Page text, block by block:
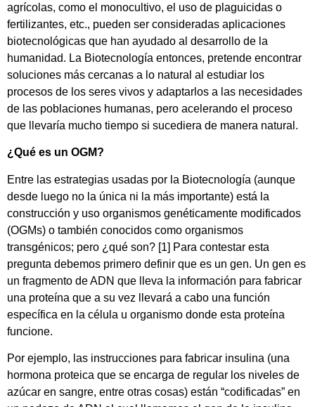
agrícolas, como el monocultivo, el uso de plaguicidas o
fertilizantes, etc., pueden ser consideradas aplicaciones
biotecnológicas que han ayudado al desarrollo de la
humanidad. La Biotecnología entonces, pretende encontrar
soluciones más cercanas a lo natural al estudiar los
procesos de los seres vivos y adaptarlos a las necesidades
de las poblaciones humanas, pero acelerando el proceso
que llevaría mucho tiempo si sucediera de manera natural.
¿Qué es un OGM?
Entre las estrategias usadas por la Biotecnología (aunque
desde luego no la única ni la más importante) está la
construcción y uso organismos genéticamente modificados
(OGMs) o también conocidos como organismos
transgénicos; pero ¿qué son? [1] Para contestar esta
pregunta debemos primero definir que es un gen. Un gen es
un fragmento de ADN que lleva la información para fabricar
una proteína que a su vez llevará a cabo una función
específica en la célula u organismo donde esta proteína
funcione.
Por ejemplo, las instrucciones para fabricar insulina (una
hormona proteica que se encarga de regular los niveles de
azúcar en sangre, entre otras cosas) están “codificadas” en